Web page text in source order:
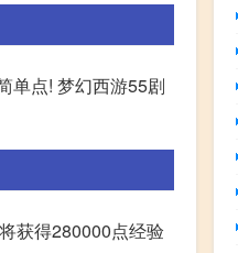
单点! 梦幻西游55剧
获得280000点经验